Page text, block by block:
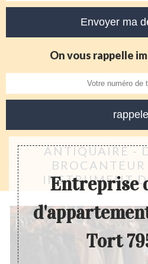
On vous rappelle
ANTIQUAIRE -
INSTRUMENT
Entreprise
Tort